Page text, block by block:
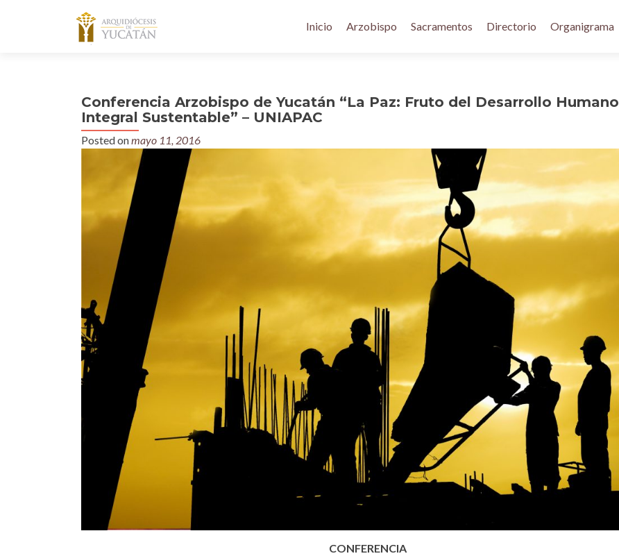
Inicio Arzobispo Sacramentos Directorio Organigrama
Conferencia Arzobispo de Yucatán “La Paz: Fruto del Desarrollo Humano
Integral Sustentable” – UNIAPAC
Posted onmayo 11, 2016
CONFERENCIA